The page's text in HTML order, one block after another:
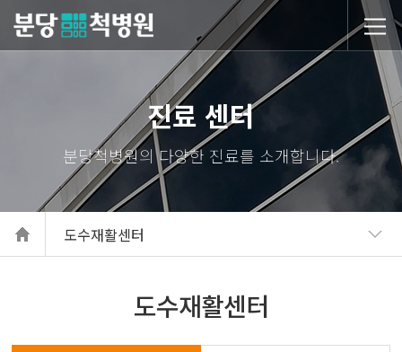
당척병원
진료 센터
도수재활센터
도수재활센터